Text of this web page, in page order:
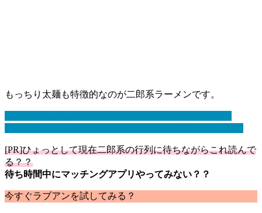
もっちり太麺も特徴的なのが二郎系ラーメンです。
[PR]ひょっとして現在二郎系の行列に待ちながらこれ読んで
る？？
待ち時間中にマッチングアプリやってみない？？
今すぐラブアンを試してみる？